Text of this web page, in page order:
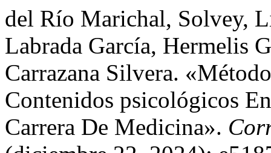
del Río Marichal, Solvey,
Labrada García, Hermelis
Carrazana Silvera.
Contenidos psicológicos
Carrera De Medicina».